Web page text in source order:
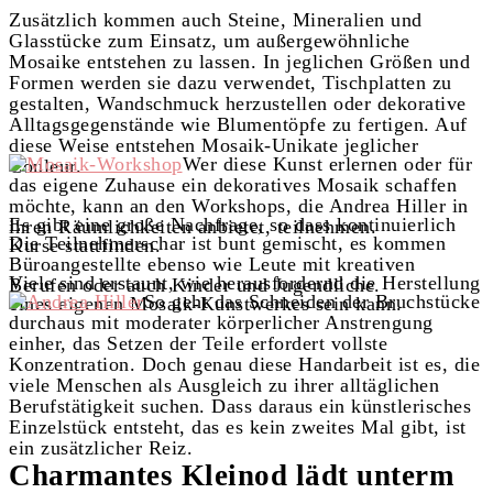
Zusätzlich kommen auch Steine, Mineralien und
Glasstücke zum Einsatz, um außergewöhnliche
Mosaike entstehen zu lassen. In jeglichen Größen und
Formen werden sie dazu verwendet, Tischplatten zu
gestalten, Wandschmuck herzustellen oder dekorative
Alltagsgegenstände wie Blumentöpfe zu fertigen. Auf
diese Weise entstehen Mosaik-Unikate jeglicher
Couleur.
Wer diese Kunst erlernen oder für
das eigene Zuhause ein dekoratives Mosaik schaffen
möchte, kann an den Workshops, die Andrea Hiller in
ihren Räumlichkeiten anbietet, teilnehmen.
Es gibt eine große Nachfrage, so dass kontinuierlich
Kurse stattfinden.
Die Teilnehmerschar ist bunt gemischt, es kommen
Büroangestellte ebenso wie Leute mit kreativen
Berufen oder auch Kinder und Jugendliche.
Viele sind erstaunt, wie herausfordernd die Herstellung
eines eigenen Mosaik-Kunstwerkes sein kann.
So geht das Schneiden der Bruchstücke
durchaus mit moderater körperlicher Anstrengung
einher, das Setzen der Teile erfordert vollste
Konzentration. Doch genau diese Handarbeit ist es, die
viele Menschen als Ausgleich zu ihrer alltäglichen
Berufstätigkeit suchen. Dass daraus ein künstlerisches
Einzelstück entsteht, das es kein zweites Mal gibt, ist
ein zusätzlicher Reiz.
Charmantes Kleinod lädt unterm